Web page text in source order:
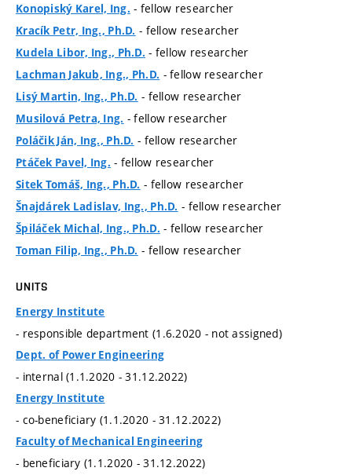
Konopiský Karel, Ing. - fellow researcher
Kracík Petr, Ing., Ph.D. - fellow researcher
Kudela Libor, Ing., Ph.D. - fellow researcher
Lachman Jakub, Ing., Ph.D. - fellow researcher
Lisý Martin, Ing., Ph.D. - fellow researcher
Musilová Petra, Ing. - fellow researcher
Poláčik Ján, Ing., Ph.D. - fellow researcher
Ptáček Pavel, Ing. - fellow researcher
Sitek Tomáš, Ing., Ph.D. - fellow researcher
Šnajdárek Ladislav, Ing., Ph.D. - fellow researcher
Špiláček Michal, Ing., Ph.D. - fellow researcher
Toman Filip, Ing., Ph.D. - fellow researcher
UNITS
Energy Institute
- responsible department (1.6.2020 - not assigned)
Dept. of Power Engineering
- internal (1.1.2020 - 31.12.2022)
Energy Institute
- co-beneficiary (1.1.2020 - 31.12.2022)
Faculty of Mechanical Engineering
- beneficiary (1.1.2020 - 31.12.2022)